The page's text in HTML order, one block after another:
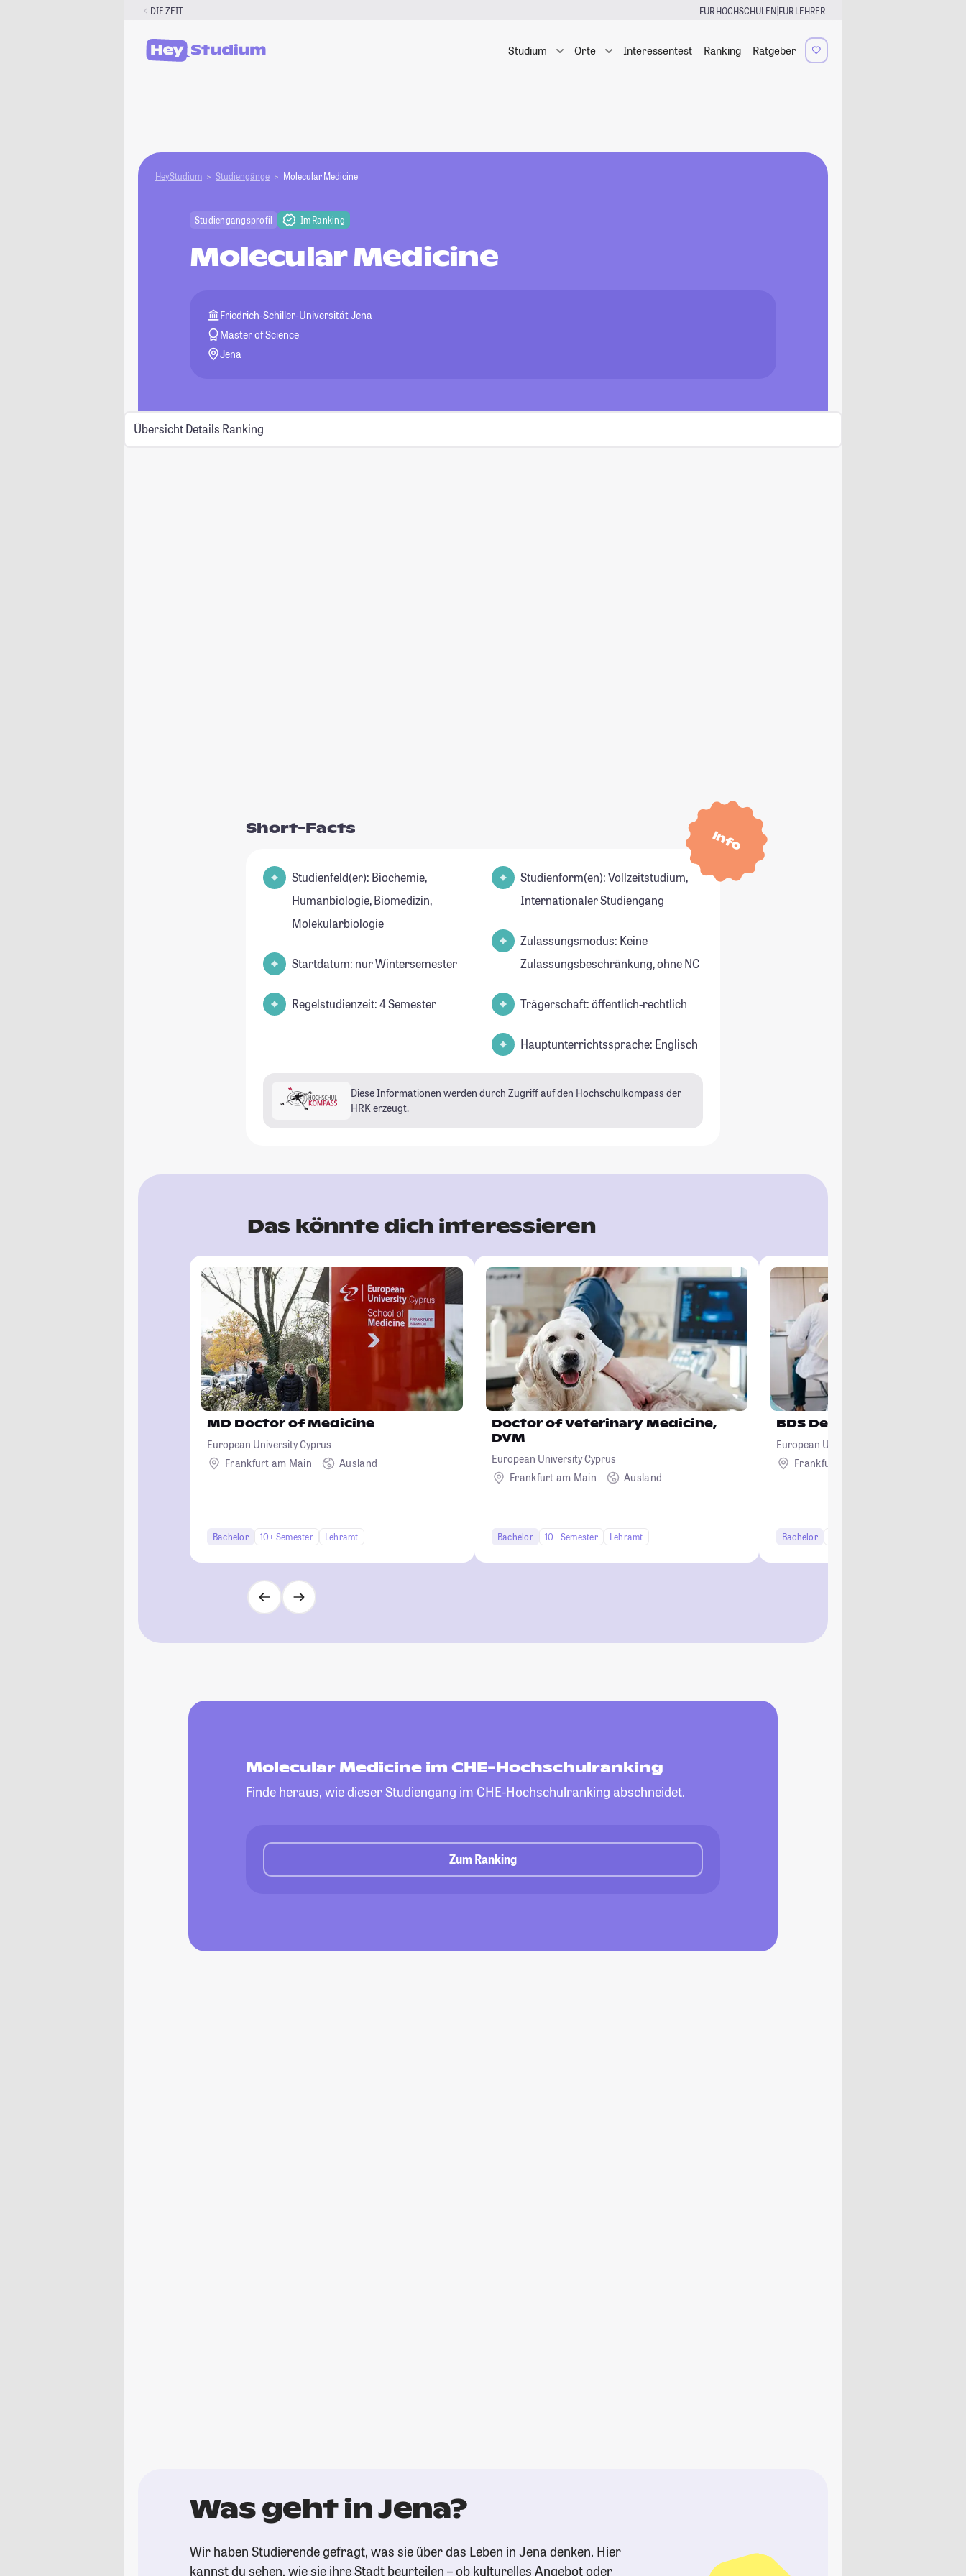
DIE ZEIT FÜR HOCHSCHULEN|FÜR LEHRER
Studium Orte Interessentest Ranking Ratgeber
HeyStudium Studiengänge Molecular Medicine
Studiengangsprofil Im Ranking
Molecular Medicine
Friedrich-Schiller-Universität Jena
Master of Science
Jena
Übersicht Details Ranking
Info
Short-Facts
Studienfeld(er): Biochemie,
Humanbiologie, Biomedizin,
Molekularbiologie
Startdatum: nur Wintersemester
Regelstudienzeit: 4 Semester
Studienform(en): Vollzeitstudium,
Internationaler Studiengang
Zulassungsmodus: Keine
Zulassungsbeschränkung, ohne NC
Trägerschaft: öffentlich-rechtlich
Hauptunterrichtssprache: Englisch
Diese Informationen werden durch Zugriff auf den Hochschulkompass der
HRK erzeugt.
Das könnte dich interessieren
MD Doctor of Medicine
European University Cyprus
Frankfurt am Main
Ausland
Bachelor 10+ Semester Lehramt
Doctor of Veterinary Medicine,
DVM
European University Cyprus
Frankfurt am Main
Ausland
Bachelor 10+ Semester Lehramt
BDS Dental Surgery
European University Cyprus
Frankfurt am Main
Bachelor
Molecular Medicine im CHE-Hochschulranking
Finde heraus, wie dieser Studiengang im CHE-Hochschulranking abschneidet.
Zum Ranking
Was geht in Jena?
Wir haben Studierende gefragt, was sie über das Leben in Jena denken. Hier
kannst du sehen, wie sie ihre Stadt beurteilen – ob kulturelles Angebot oder